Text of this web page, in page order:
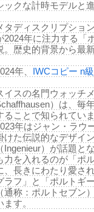
ックな計時モデルと
タディスクリプショ
2024年に注力する「
。歴史的背景から最
年、 IWCコピー n
イスの名門ウォッチ
）は、毎
ることで知られてい
年はジャン・ラウ
けた伝説的なデザイ
（Ingenieur）が話題と
力を入れるのが「ポ
、長きにわたり愛さ
ラフ」と「ポルトギ
（通称：ポルトセブン
ます。